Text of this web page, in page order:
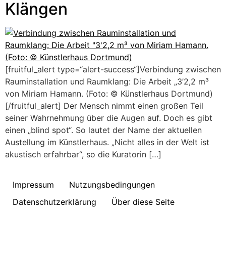
Klängen
[fruitful_alert type=“alert-success“]Verbindung zwischen
Rauminstallation und Raumklang: Die Arbeit „3’2,2 m³
von Miriam Hamann. (Foto: © Künstlerhaus Dortmund)
[/fruitful_alert] Der Mensch nimmt einen großen Teil
seiner Wahrnehmung über die Augen auf. Doch es gibt
einen „blind spot“. So lautet der Name der aktuellen
Austellung im Künstlerhaus. „Nicht alles in der Welt ist
akustisch erfahrbar“, so die Kuratorin […]
Impressum
Nutzungsbedingungen
Datenschutzerklärung
Über diese Seite